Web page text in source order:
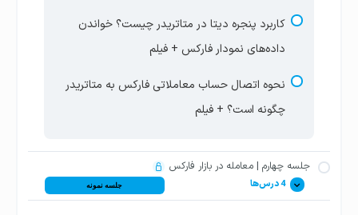
کاربرد پنجره دیتا در متاتریدر چیست؟ خواندن
داده‌های نمودار فارکس + فیلم
نحوه اتصال حساب معاملاتی فارکس به متاتریدر
چگونه است؟ + فیلم
جلسه چهارم | معامله در بازار فارکس
جلسه نمونه 4 درس‌ها